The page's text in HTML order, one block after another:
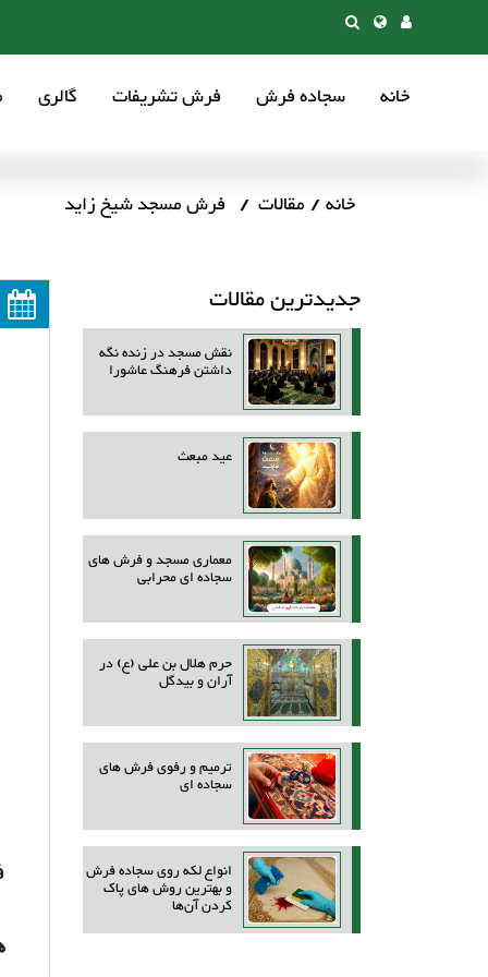
خانه سجاده فرش فرش تشریفات گالری
خانه مقالات فرش مسجد شیخ زاید
جدیدترین مقالات
نقش مسجد در زنده نگه
داشتن فرهنگ عاشورا
عید مبعث
معماری مسجد و فرش های
سجاده ای محرابی
حرم هلال بن علی (ع) در
آران و بیدگل
ترمیم و رفوی فرش های
سجاده ای
انواع لکه روی سجاده فرش
و بهترین روش‌ های پاک
کردن آن‌ها